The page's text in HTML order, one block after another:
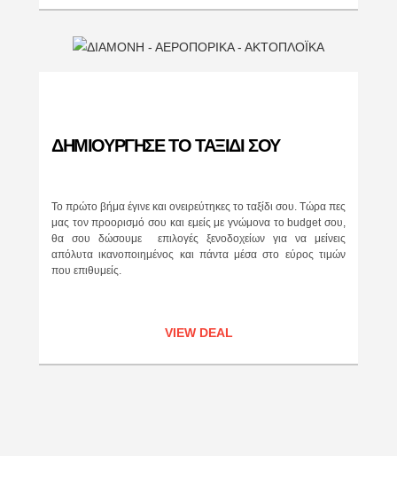
ΔΗΜΙΟΎΡΓΗΣΕ ΤΟ ΤΑΞΙΔΙ ΣΟΥ
Το πρώτο βήμα έγινε και ονειρεύτηκες το ταξίδι σου. Τώρα πες
μας τον προορισμό σου και εμείς με γνώμονα το budget σου,
θα σου δώσουμε επιλογές ξενοδοχείων για να μείνεις
απόλυτα ικανοποιημένος και πάντα μέσα στο εύρος τιμών
που επιθυμείς.
VIEW DEAL